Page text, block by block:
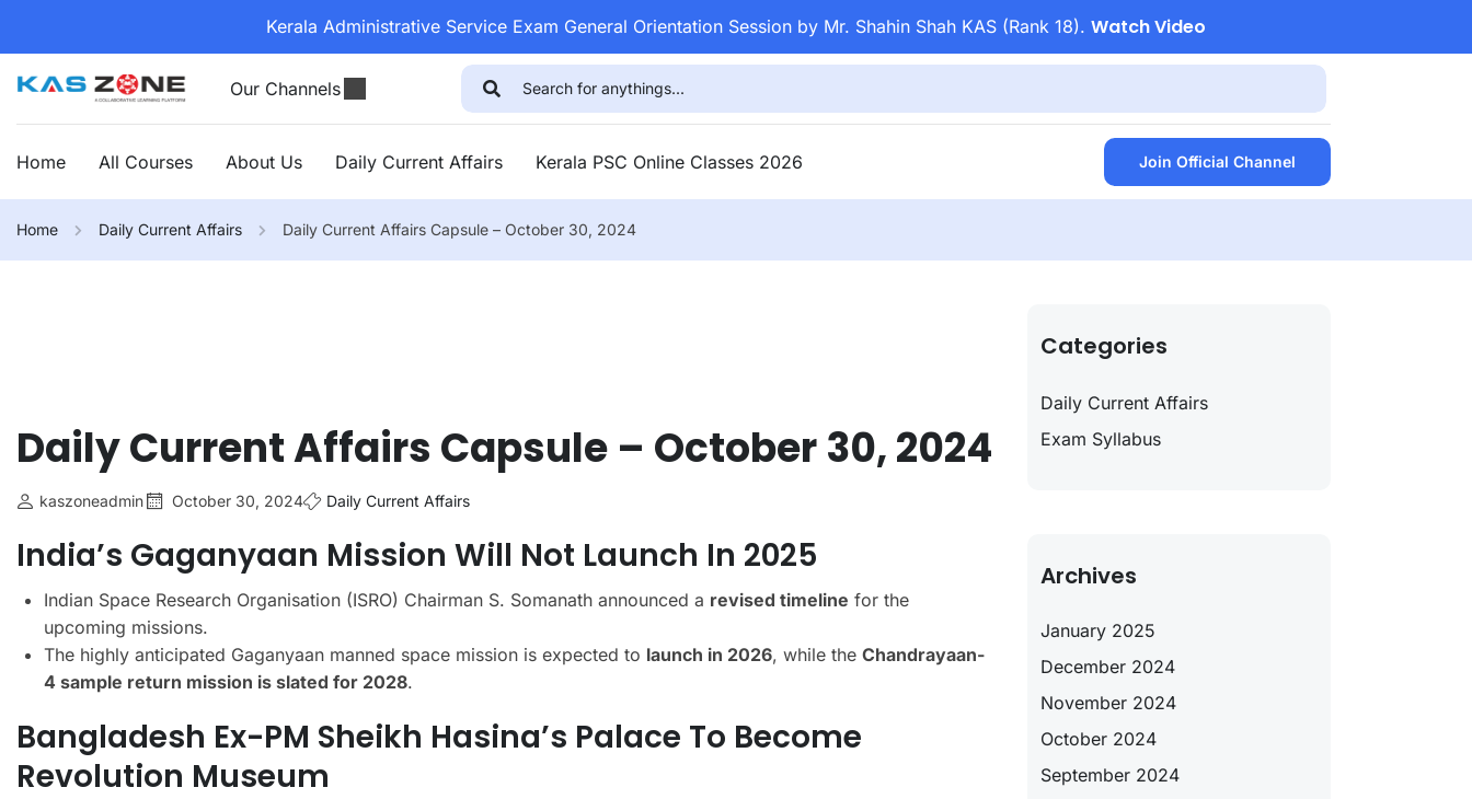
Kerala Administrative Service Exam General Orientation Session by Mr. Shahin Shah KAS (Rank 18). Watch Video
Our Channels
Home All Courses About Us Daily Current Affairs Kerala PSC Online Classes 2026 Join Official Channel
Home Daily Current Affairs Daily Current Affairs Capsule – October 30, 2024
Daily Current Affairs Capsule – October 30, 2024
kaszoneadmin October 30, 2024 Daily Current Affairs
India’s Gaganyaan Mission Will Not Launch In 2025
Indian Space Research Organisation (ISRO) Chairman S. Somanath announced a revised timeline for the
upcoming missions.
The highly anticipated Gaganyaan manned space mission is expected to launch in 2026, while the Chandrayaan-
4 sample return mission is slated for 2028.
Bangladesh Ex-PM Sheikh Hasina’s Palace To Become
Revolution Museum
Categories
Daily Current Affairs
Exam Syllabus
Archives
January 2025
December 2024
November 2024
October 2024
September 2024